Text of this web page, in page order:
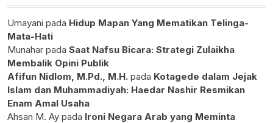
Umayani pada Hidup Mapan Yang Mematikan Telinga-
Mata-Hati
Munahar pada Saat Nafsu Bicara: Strategi Zulaikha
Membalik Opini Publik
Afifun Nidlom, M.Pd., M.H. pada Kotagede dalam Jejak
Islam dan Muhammadiyah: Haedar Nashir Resmikan
Enam Amal Usaha
Ahsan M. Ay pada Ironi Negara Arab yang Meminta